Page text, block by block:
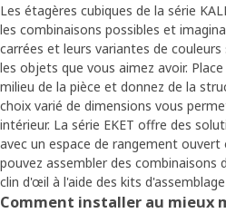
Les étagères cubiques de la série
les combinaisons possibles et
carrées et leurs variantes de
les objets que vous aimez avoir.
milieu de la pièce et donnez de la
choix varié de dimensions vous
intérieur. La série EKET offre des
avec un espace de rangement
pouvez assembler des combinaisons
clin d'œil à l'aide des kits d'assemblage
Comment installer au mieux